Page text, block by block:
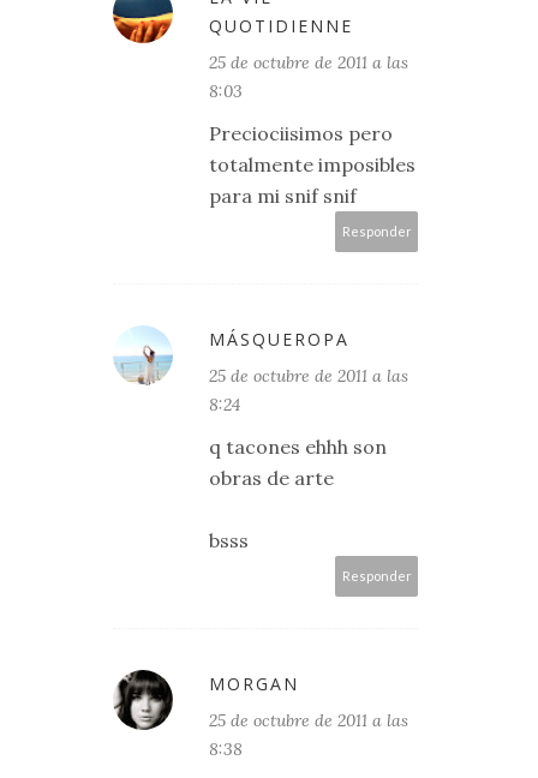
QUOTIDIENNE
25 de octubre de 2011 a las
8:03
Preciociisimos pero
totalmente imposibles
para mi snif snif
Responder
MÁSQUEROPA
25 de octubre de 2011 a las
8:24
q tacones ehhh son
obras de arte
bsss
Responder
MORGAN
25 de octubre de 2011 a las
8:38